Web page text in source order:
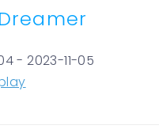
- 2023-11-05